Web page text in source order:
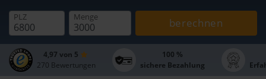
PLZ Menge berechnen
4,97 von 5
270 Bewertungen
100 %
sichere Bezahlung